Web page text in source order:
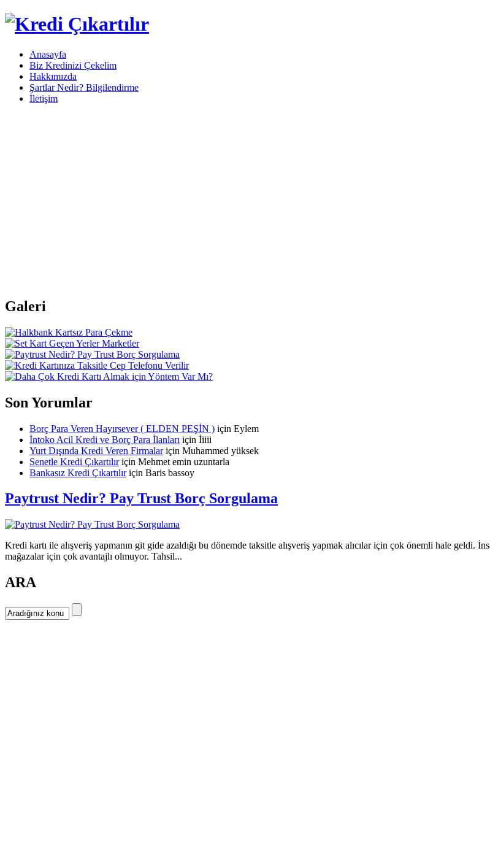
Anasayfa
Biz Kredinizi Çekelim
Hakkımızda
Şartlar Nedir? Bilgilendirme
İletişim
Galeri
Son Yorumlar
Borç Para Veren Hayırsever ( ELDEN PEŞİN ) için Eylem
İntoko Acil Kredi ve Borç Para İlanları için İiiii
Yurt Dışında Kredi Veren Firmalariçin Muhammed yüksek
Senetle Kredi Çıkartılıriçin Mehmet emin uzuntarla
Bankasız Kredi Çıkartılıriçin Baris bassoy
Paytrust Nedir? Pay Trust Borç Sorgulama
Kredi kartı ile alışveriş yapmanın git gide azaldığı bu dönemde taksitle alışveriş yapmak alıcılar için çok önemli hale
mağazalar için çok avantajlı olmuyor. Tahsil...
ARA